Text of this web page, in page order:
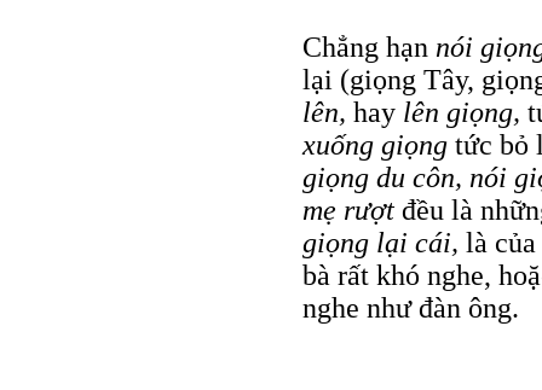
Chẳng hạn nói
lại (giọng Tây,
lên, hay lên giọng,
xuống giọng tức bỏ
giọng du côn, nói
mẹ rượt đều là
giọng lại cái, là
bà rất khó nghe,
nghe như đàn ông.